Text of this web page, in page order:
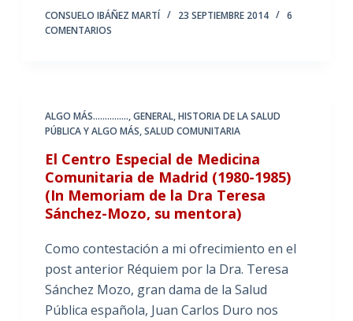
CONSUELO IBÁÑEZ MARTÍ 23 SEPTIEMBRE 2014
6
COMENTARIOS
ALGO MÁS...............,GENERAL,HISTORIA DE LA SALUD
PÚBLICA Y ALGO MÁS,SALUD COMUNITARIA
El Centro Especial de Medicina
Comunitaria de Madrid (1980-1985)
(In Memoriam de la Dra Teresa
Sánchez-Mozo, su mentora)
Como contestación a mi ofrecimiento en el
post anterior Réquiem por la Dra. Teresa
Sánchez Mozo, gran dama de la Salud
Pública española, Juan Carlos Duro nos